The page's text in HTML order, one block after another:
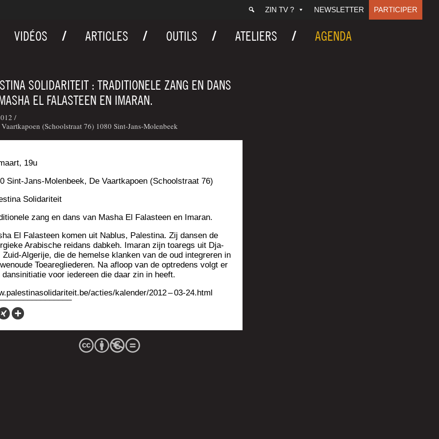
ZIN TV ? NEWSLETTER PARTICIPER
VIDÉOS ARTICLES OUTILS ATELIERS AGENDA
SOLIDARITEIT : TRADITIONELE ZANG EN DANS
EL FALASTEEN EN IMARAN.
/
(Schoolstraat 76) 1080 Sint-Jans-Molenbeek
19u
Sint-Jans-Molen­beek, De Vaart­ka­poen (School­straat 76)
Solidariteit
zang en dans van Masha El Falas­teen en Imaran.
El Falas­teen komen uit Nablus, Pales­ti­na. Zij dan­sen de
Ara­bische rei­dans dab­keh. Ima­ran zijn toa­regs uit Dja­
Zuid-Alge­rije, die de hemelse klan­ken van de oud inte­gre­ren in
Toea­re­glie­de­ren. Na afloop van de optre­dens volgt er
dan­si­ni­tia­tie voor iede­reen die daar zin in heeft.
acties/kalender/2012 – 03-24.html